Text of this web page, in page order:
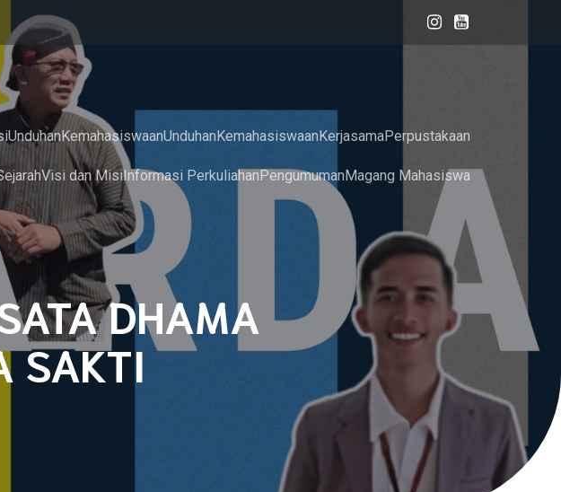
UnduhanKemahasiswaanUnduhanKemahasiswaanKerjasamaPerpustakaan
Visi dan MisiInformasi PerkuliahanPengumumanMagang Mahasiswa
DHAMA
SAKTI